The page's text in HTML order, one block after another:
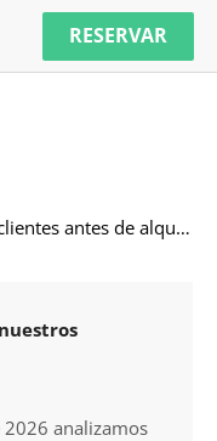
RESERVAR
alquilar una autocaravana
analizamos